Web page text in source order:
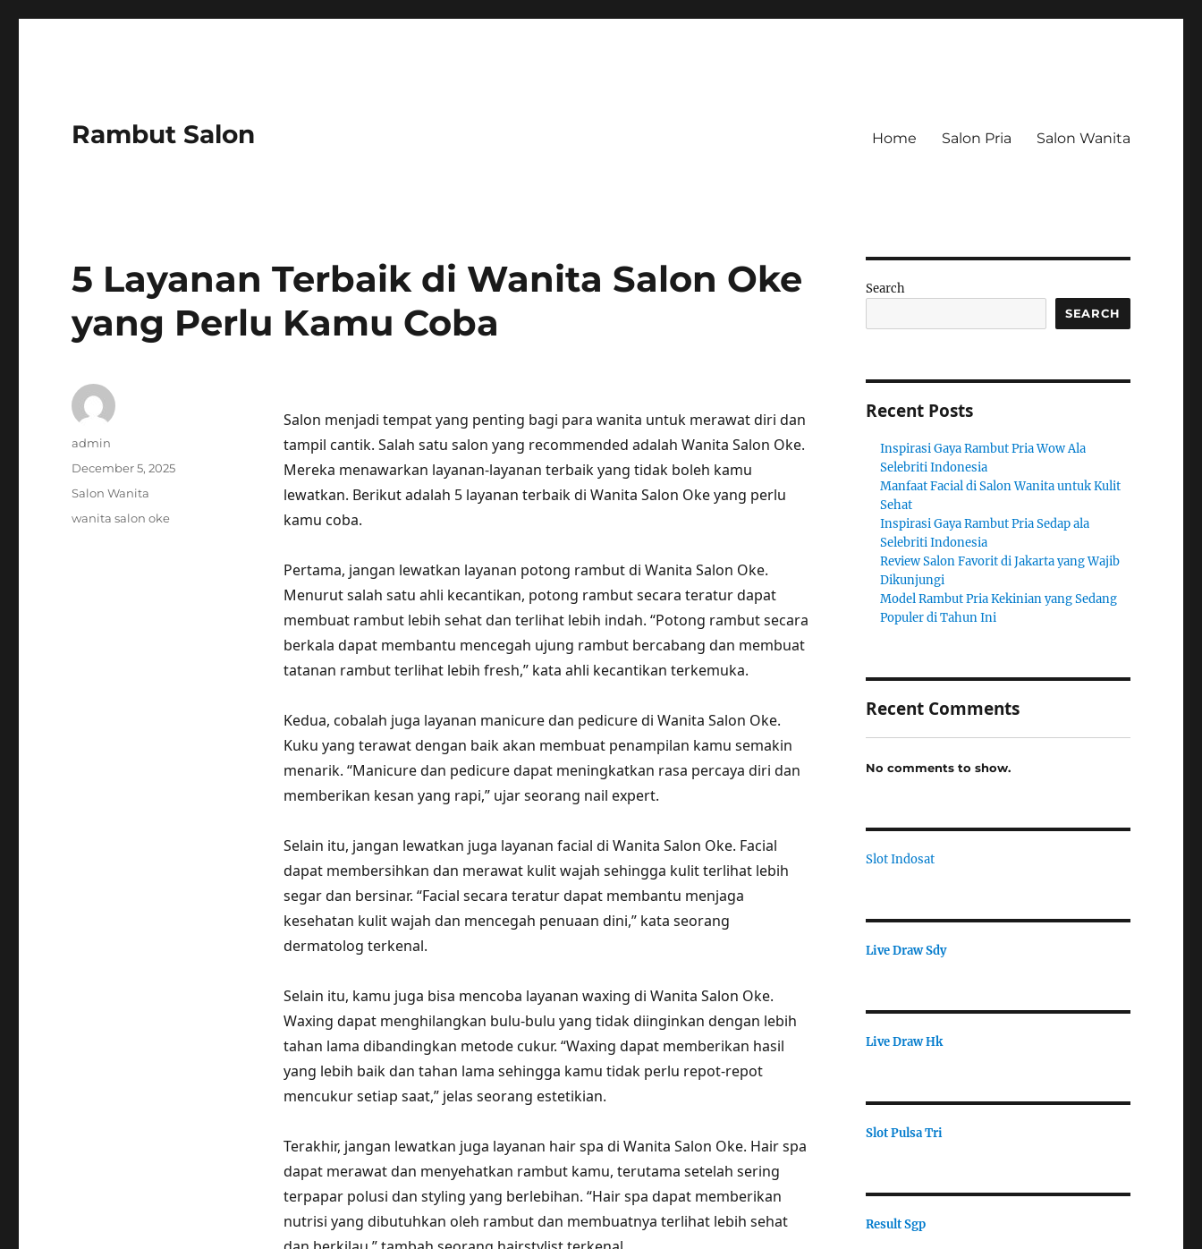
Rambut Salon Home Salon Pria Salon Wanita
5 Layanan Terbaik di Wanita Salon Oke
yang Perlu Kamu Coba
Salon menjadi tempat yang penting bagi para wanita untuk merawat diri dan
tampil cantik. Salah satu salon yang recommended adalah Wanita Salon Oke.
Mereka menawarkan layanan-layanan terbaik yang tidak boleh kamu
lewatkan. Berikut adalah 5 layanan terbaik di Wanita Salon Oke yang perlu
kamu coba.
Pertama, jangan lewatkan layanan potong rambut di Wanita Salon Oke.
Menurut salah satu ahli kecantikan, potong rambut secara teratur dapat
membuat rambut lebih sehat dan terlihat lebih indah. “Potong rambut secara
berkala dapat membantu mencegah ujung rambut bercabang dan membuat
tatanan rambut terlihat lebih fresh,” kata ahli kecantikan terkemuka.
Kedua, cobalah juga layanan manicure dan pedicure di Wanita Salon Oke.
Kuku yang terawat dengan baik akan membuat penampilan kamu semakin
menarik. “Manicure dan pedicure dapat meningkatkan rasa percaya diri dan
memberikan kesan yang rapi,” ujar seorang nail expert.
Selain itu, jangan lewatkan juga layanan facial di Wanita Salon Oke. Facial
dapat membersihkan dan merawat kulit wajah sehingga kulit terlihat lebih
segar dan bersinar. “Facial secara teratur dapat membantu menjaga
kesehatan kulit wajah dan mencegah penuaan dini,” kata seorang
dermatolog terkenal.
Selain itu, kamu juga bisa mencoba layanan waxing di Wanita Salon Oke.
Waxing dapat menghilangkan bulu-bulu yang tidak diinginkan dengan lebih
tahan lama dibandingkan metode cukur. “Waxing dapat memberikan hasil
yang lebih baik dan tahan lama sehingga kamu tidak perlu repot-repot
mencukur setiap saat,” jelas seorang estetikian.
Terakhir, jangan lewatkan juga layanan hair spa di Wanita Salon Oke. Hair spa
dapat merawat dan menyehatkan rambut kamu, terutama setelah sering
terpapar polusi dan styling yang berlebihan. “Hair spa dapat memberikan
nutrisi yang dibutuhkan oleh rambut dan membuatnya terlihat lebih sehat
Author
admin
Posted
December 5, 2025
Categories
Salon Wanita
Tags
wanita salon oke
Search
SEARCH
Recent Posts
Inspirasi Gaya Rambut Pria Wow Ala
Selebriti Indonesia
Manfaat Facial di Salon Wanita untuk Kulit
Sehat
Inspirasi Gaya Rambut Pria Sedap ala
Selebriti Indonesia
Review Salon Favorit di Jakarta yang Wajib
Dikunjungi
Model Rambut Pria Kekinian yang Sedang
Populer di Tahun Ini
Recent Comments
No comments to show.
Slot Indosat
Live Draw Sdy
Live Draw Hk
Slot Pulsa Tri
Result Sgp